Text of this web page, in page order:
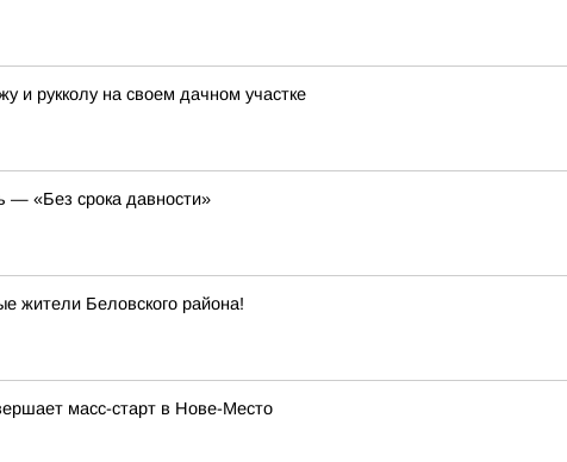
и рукколу на своем дачном участке
— «Без срока давности»
жители Беловского района!
масс-старт в Нове-Место